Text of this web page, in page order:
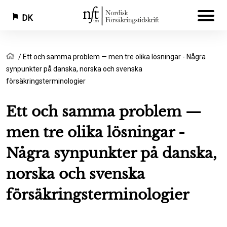
Gå
til
hovedindhold
DK
Brødkrumme
Hjem
Ett och samma problem — men tre olika lösningar - Några
synpunkter på danska, norska och svenska
försäkringsterminologier
Ett och samma problem —
men tre olika lösningar -
Några synpunkter på danska,
norska och svenska
försäkringsterminologier